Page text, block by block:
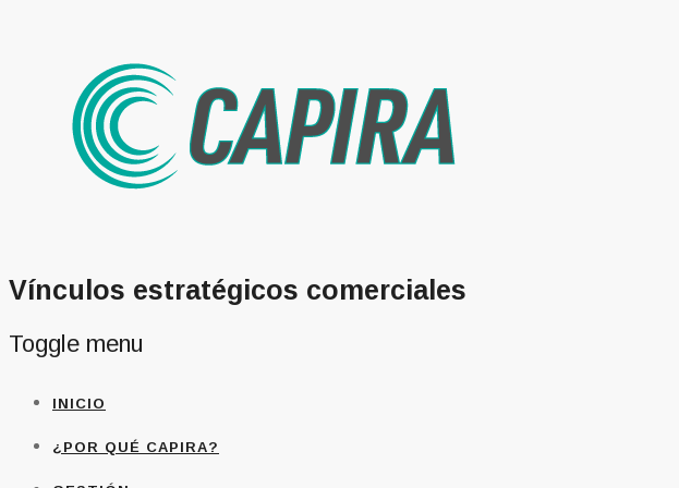
Vínculos estratégicos comerciales
Toggle menu
content
INICIO
¿POR QUÉ CAPIRA?